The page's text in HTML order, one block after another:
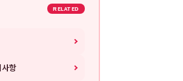
RELATED
항